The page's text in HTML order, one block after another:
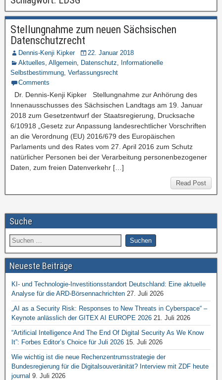
Stellungnahme zum neuen Sächsischen
Datenschutzrecht
Dennis-Kenji Kipker
22. Januar 2018
Aktuelles, Allgemein, Datenschutz, Informationelle
Selbstbestimmung, Verfassungsrecht
Comments
Dr. Dennis-Kenji Kipker Stellungnahme zur Anhörung des
Innenausschusses des Sächsischen Landtags am 19. Januar
2018 zum Gesetzentwurf der Staatsregierung, Drucksache
6/10918 „Gesetz zur Anpassung landesrechtlicher Vorschriften
an die Verordnung (EU) 2016/679 des Europäischen
Parlaments und des Rates vom 27. April 2016 zum Schutz
natürlicher Personen bei der Verarbeitung personenbezogener
Daten, zum freien Datenverkehr […]
Read Post
Suche
Neueste Beiträge
KI- und Technologie-Investitionsstandort Deutschland: Eine aktuelle
Analyse für die ARD-Börsennachrichten 27. Juli 2026
„AI as a Security Risk: Responses to New Threats in Cyberspace“ –
Keynote anlässlich der GITEX AI EUROPE 2026 21. Juli 2026
“Artificial Intelligence And The End Of Digital Security As We Know
It”: Forbes Editor’s Choice für Juli 2026 15. Juli 2026
Wie wichtig ist die neue Rechenzentrumsstrategie der
Bundesregierung für die Digitalsouveränität? Interview mit ZDF heute
journal 9. Juli 2026